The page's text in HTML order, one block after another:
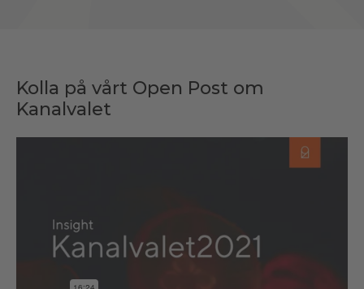
Kolla på vårt Open Post om
Kanalvalet